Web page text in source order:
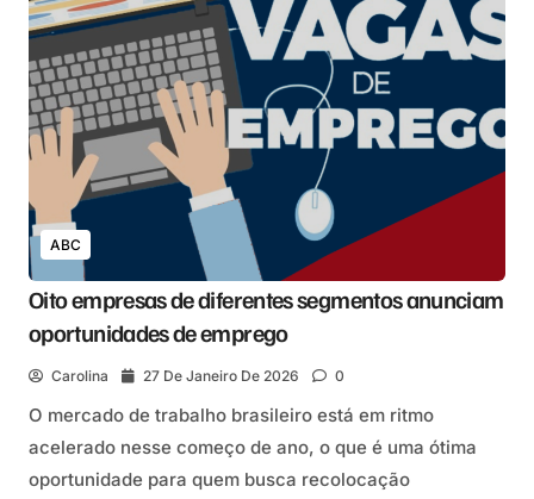
ABC
Oito empresas de diferentes segmentos anunciam
oportunidades de emprego
Carolina 27 De Janeiro De 2026 0
O mercado de trabalho brasileiro está em ritmo
acelerado nesse começo de ano, o que é uma ótima
oportunidade para quem busca recolocação